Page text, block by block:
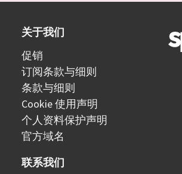
关于我们
促销
订阅条款与细则
条款与细则
Cookie 使用声明
个人资料保护声明
官方域名
联系我们